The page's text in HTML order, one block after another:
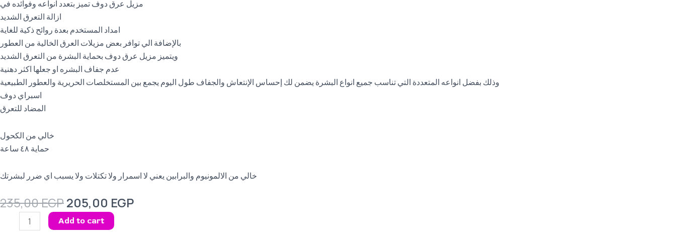
مزيل عرق دوف تميز بتعدد انواعه وفوائده في
ازالة التعرق الشديد
امداد المستخدم بعدة روائح ذكية للغاية
بالإضافة الي توافر بعض مزيلات العرق الخالية من العطور
ويتميز مزيل عرق دوف بحماية البشرة من التعرق الشديد
عدم جفاف البشره او جعلها اكثر دهنية
وذلك بفضل انواعه المتعددة التي تناسب جميع انواع البشرة يضمن لك إحساس الإنتعاش والجفاف طول اليوم يجمع بين المستخلصات الحريرية والعطور الطبيعية
اسبراي دوف
المضاد للتعرق
خالي من الكحول
حماية ٤٨ ساعة
خالي من الالمونيوم والبرابين يعني لا اسمرار ولا تكتلات ولا يسبب اي ضرر لبشرتك
235,00EGP205,00 EGP
quantity
Add to cart